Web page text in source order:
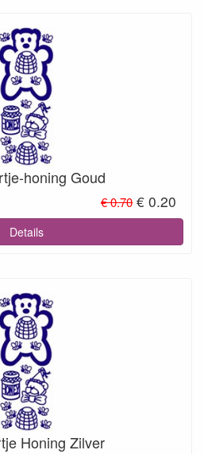
honing Goud
€ 0.70 € 0.20
Details
Honing Zilver